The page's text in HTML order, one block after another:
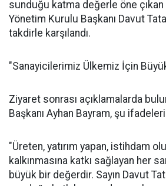
sunduğu katma değerle öne çıkan
Yönetim Kurulu Başkanı Davut
takdirle karşılandı.
"Sanayicilerimiz Ülkemiz İçin
Ziyaret sonrası açıklamalarda
Başkanı Ayhan Bayram, şu
"Üreten, yatırım yapan, istihdam
kalkınmasına katkı sağlayan her
büyük bir değerdir. Sayın Davut